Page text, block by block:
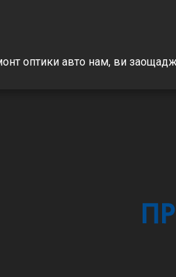
оптики авто нам, ви